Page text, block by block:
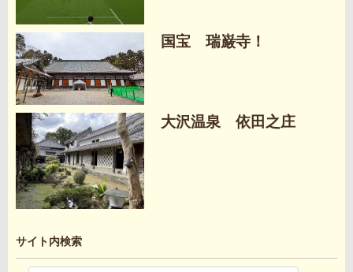
国宝 瑞巌寺！
大沢温泉 依田之庄
サイト内検索